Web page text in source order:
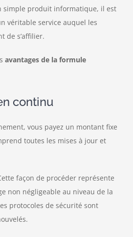
simple produit informatique, il est
véritable service auquel les
de s’affilier.
avantages de la formule
continu
vous payez un montant fixe
toutes les mises à jour et
façon de procéder représente
non négligeable au niveau de la
protocoles de sécurité sont